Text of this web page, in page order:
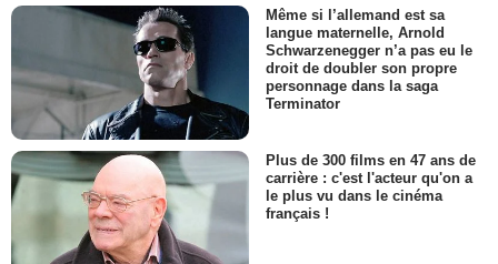
Même si l’allemand est sa
langue maternelle, Arnold
Schwarzenegger n’a pas eu le
droit de doubler son propre
personnage dans la saga
Terminator
Plus de 300 films en 47 ans de
carrière : c'est l'acteur qu'on a
le plus vu dans le cinéma
français !